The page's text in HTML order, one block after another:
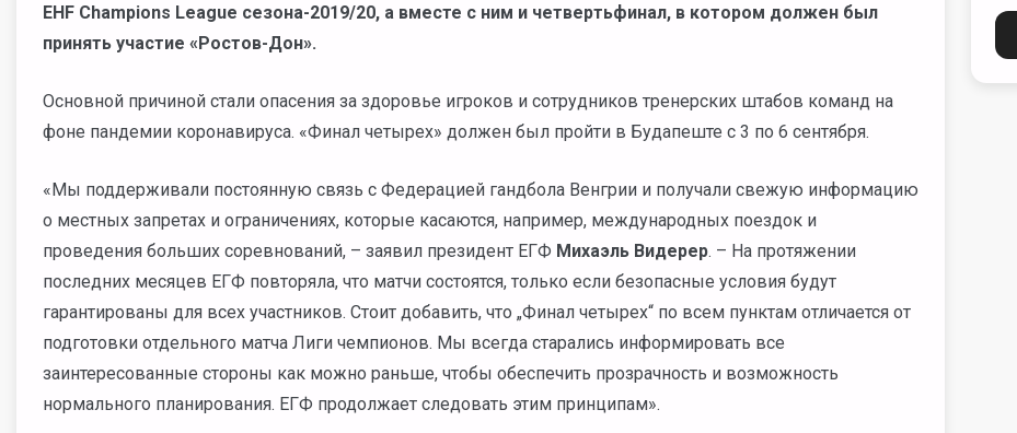
EHF Champions League сезона-2019/20, а вместе с ним и четвертьфинал, в котором должен был
принять участие «Ростов-Дон».
Основной причиной стали опасения за здоровье игроков и сотрудников тренерских штабов команд на
фоне пандемии коронавируса. «Финал четырех» должен был пройти в Будапеште с 3 по 6 сентября.
«Мы поддерживали постоянную связь с Федерацией гандбола Венгрии и получали свежую информацию
о местных запретах и ограничениях, которые касаются, например, международных поездок и
проведения больших соревнований, – заявил президент ЕГФ Михаэль Видерер. – На протяжении
последних месяцев ЕГФ повторяла, что матчи состоятся, только если безопасные условия будут
гарантированы для всех участников. Стоит добавить, что „Финал четырех“ по всем пунктам отличается от
подготовки отдельного матча Лиги чемпионов. Мы всегда старались информировать все
заинтересованные стороны как можно раньше, чтобы обеспечить прозрачность и возможность
нормального планирования. ЕГФ продолжает следовать этим принципам».